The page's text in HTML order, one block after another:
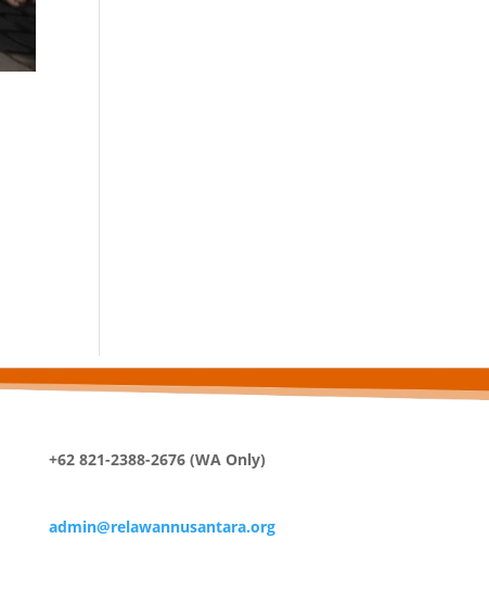
+62 821-2388-2676 (WA Only)
admin@relawannusantara.org